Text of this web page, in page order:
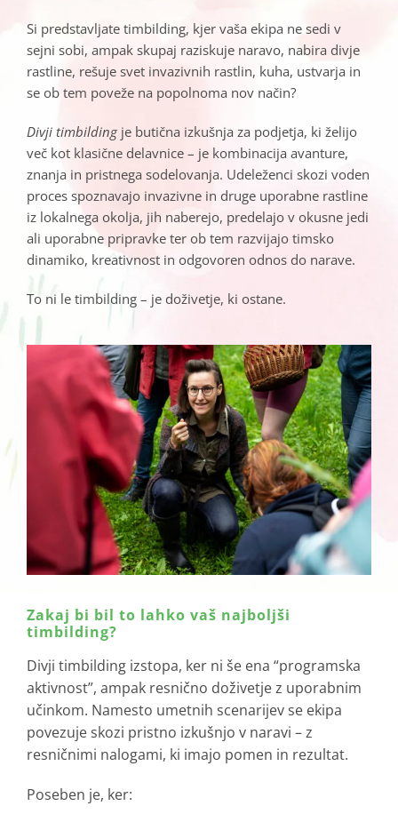
Si predstavljate timbilding, kjer vaša ekipa ne sedi v
sejni sobi, ampak skupaj raziskuje naravo, nabira divje
rastline, rešuje svet invazivnih rastlin, kuha, ustvarja in
se ob tem poveže na popolnoma nov način?
Divji timbildingje butična izkušnja za podjetja, ki želijo
več kot klasične delavnice – je kombinacija avanture,
znanja in pristnega sodelovanja. Udeleženci skozi voden
proces spoznavajo invazivne in druge uporabne rastline
iz lokalnega okolja, jih naberejo, predelajo v okusne jedi
ali uporabne pripravke ter ob tem razvijajo timsko
dinamiko, kreativnost in odgovoren odnos do narave.
To ni le timbilding – je doživetje, ki ostane.
Zakaj bi bil to lahko vaš najboljši
timbilding?
Divji timbilding izstopa, ker ni še ena “programska
aktivnost”, ampak resnično doživetje z uporabnim
učinkom. Namesto umetnih scenarijev se ekipa
povezuje skozi pristno izkušnjo v naravi – z
resničnimi nalogami, ki imajo pomen in rezultat.
Poseben je, ker: